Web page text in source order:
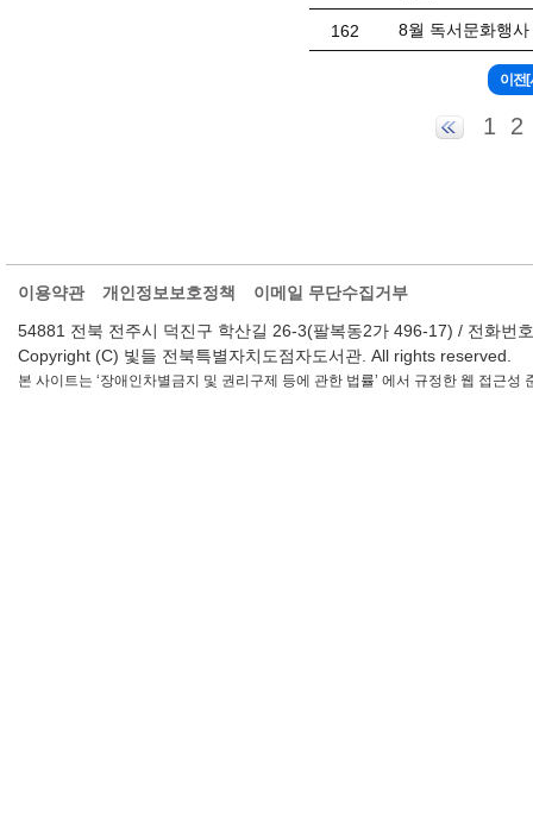
162 8월 독서문화행
1 2
이용약관 개인정보보호정책
이메일 무단수집거부
54881 전북 전주시 덕진구 학산길 26-3(팔복동2가 496-17) / 전화
Copyright (C) 빛들 전북특별자치도점자도서관. All rights reserved.
본 사이트는 ‘장애인차별금지 및 권리구제 등에 관한 법률’ 에서 규정한 웹 접근